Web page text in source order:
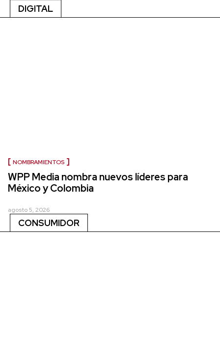
DIGITAL
NOMBRAMIENTOS
WPP Media nombra nuevos líderes para
México y Colombia
agosto 5, 2026
CONSUMIDOR